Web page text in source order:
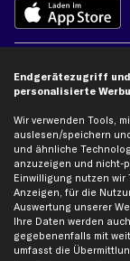
kfzteile24
Alle Angebote,
Ich möchte über
willige in die
Zahlungsarten
Endgerätezugriff
personalisierte
Wir verwenden Tools,
auslesen/speichern
und ähnliche
anzuzeigen und nicht-
Einwilligung nutzen
Anzeigen, für die
Auswertung unserer
Ihre Daten werden
gegebenenfalls mit
umfasst die